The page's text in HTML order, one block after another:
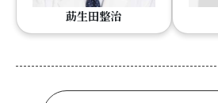
莇生田整治